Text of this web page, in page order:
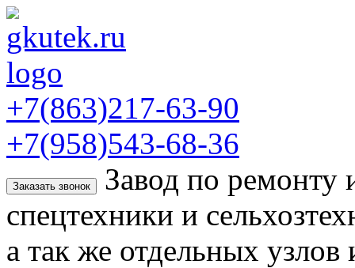
+7(863)217-63-90
+7(958)543-68-36
Заказать звонок
Завод по
спецтехники и
а так же отдельных узлов